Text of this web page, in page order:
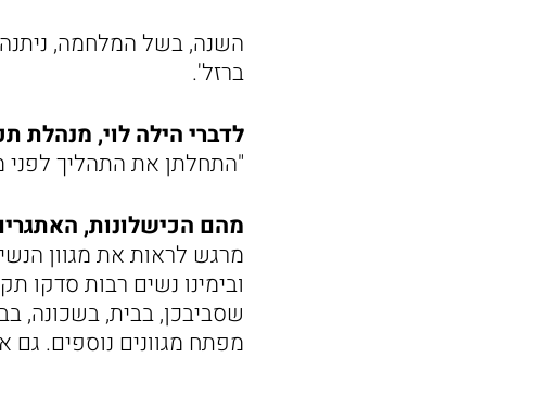
השנה, בשל המלחמה,
ברזל'.
לדברי הילה לוי, מנהלת
"התחלתן את התהליך
מהם הכישלונות,
מרגש לראות את מגוון
ובימינו נשים רבות
שסביבכן, בבית, בשכונה,
מפתח מגוונים נוספים.